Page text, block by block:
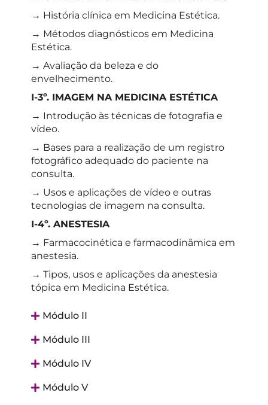
→ História clínica em Medicina Estética.
→ Métodos diagnósticos em Medicina
Estética.
→ Avaliação da beleza e do
envelhecimento.
I-3º. IMAGEM NA MEDICINA ESTÉTICA
→ Introdução às técnicas de fotografia e
vídeo.
→ Bases para a realização de um registro
fotográfico adequado do paciente na
consulta.
→ Usos e aplicações de vídeo e outras
tecnologias de imagem na consulta.
I-4º. ANESTESIA
→ Farmacocinética e farmacodinâmica em
anestesia.
→ Tipos, usos e aplicações da anestesia
tópica em Medicina Estética.
Módulo II
Módulo III
Módulo IV
Módulo V